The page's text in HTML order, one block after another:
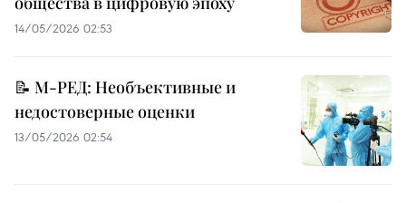
14/05/2026 02:53
📝 М-РЕД: Необъективные и
недостоверные оценки
13/05/2026 02:54